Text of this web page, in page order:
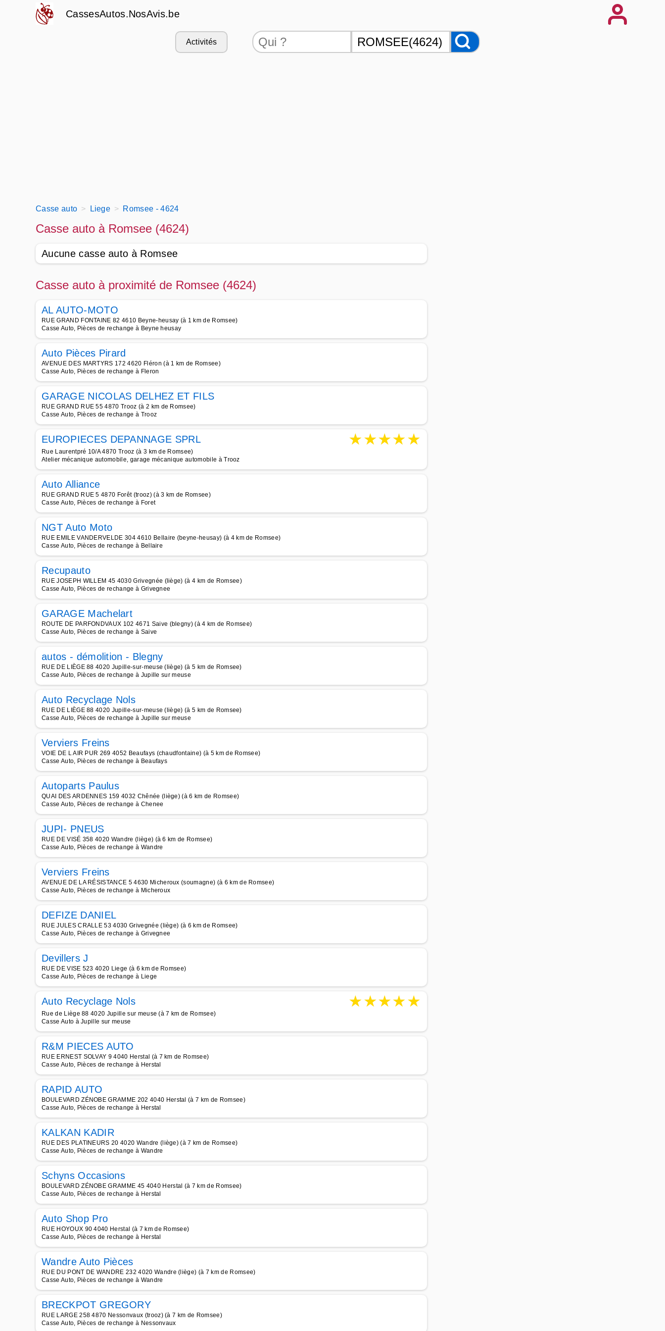
CassesAutos.NosAvis.be
Activités
Casse auto Liege Romsee - 4624
Casse auto à Romsee (4624)
Aucune casse auto à Romsee
Casse auto à proximité de Romsee (4624)
AL AUTO-MOTO
RUE GRAND FONTAINE 82 4610 Beyne-heusay (à 1 km de Romsee)
Casse Auto, Pièces de rechange à Beyne heusay
Auto Pièces Pirard
AVENUE DES MARTYRS 172 4620 Fléron (à 1 km de Romsee)
Casse Auto, Pièces de rechange à Fleron
GARAGE NICOLAS DELHEZ ET FILS
RUE GRAND RUE 55 4870 Trooz (à 2 km de Romsee)
Casse Auto, Pièces de rechange à Trooz
EUROPIECES DEPANNAGE SPRL ★★★★★
Rue Laurentpré 10/A 4870 Trooz (à 3 km de Romsee)
Atelier mécanique automobile, garage mécanique automobile à Trooz
Auto Alliance
RUE GRAND RUE 5 4870 Forêt (trooz) (à 3 km de Romsee)
Casse Auto, Pièces de rechange à Foret
NGT Auto Moto
RUE EMILE VANDERVELDE 304 4610 Bellaire (beyne-heusay) (à 4 km de Romsee)
Casse Auto, Pièces de rechange à Bellaire
Recupauto
RUE JOSEPH WILLEM 45 4030 Grivegnée (liège) (à 4 km de Romsee)
Casse Auto, Pièces de rechange à Grivegnee
GARAGE Machelart
ROUTE DE PARFONDVAUX 102 4671 Saive (blegny) (à 4 km de Romsee)
Casse Auto, Pièces de rechange à Saive
autos - démolition - Blegny
RUE DE LIÈGE 88 4020 Jupille-sur-meuse (liège) (à 5 km de Romsee)
Casse Auto, Pièces de rechange à Jupille sur meuse
Auto Recyclage Nols
RUE DE LIÈGE 88 4020 Jupille-sur-meuse (liège) (à 5 km de Romsee)
Casse Auto, Pièces de rechange à Jupille sur meuse
Verviers Freins
VOIE DE L AIR PUR 269 4052 Beaufays (chaudfontaine) (à 5 km de Romsee)
Casse Auto, Pièces de rechange à Beaufays
Autoparts Paulus
QUAI DES ARDENNES 159 4032 Chênée (liège) (à 6 km de Romsee)
Casse Auto, Pièces de rechange à Chenee
JUPI- PNEUS
RUE DE VISÉ 358 4020 Wandre (liège) (à 6 km de Romsee)
Casse Auto, Pièces de rechange à Wandre
Verviers Freins
AVENUE DE LA RÉSISTANCE 5 4630 Micheroux (soumagne) (à 6 km de Romsee)
Casse Auto, Pièces de rechange à Micheroux
DEFIZE DANIEL
RUE JULES CRALLE 53 4030 Grivegnée (liège) (à 6 km de Romsee)
Casse Auto, Pièces de rechange à Grivegnee
Devillers J
RUE DE VISE 523 4020 Liege (à 6 km de Romsee)
Casse Auto, Pièces de rechange à Liege
Auto Recyclage Nols ★★★★★
Rue de Liège 88 4020 Jupille sur meuse (à 7 km de Romsee)
Casse Auto à Jupille sur meuse
R&M PIECES AUTO
RUE ERNEST SOLVAY 9 4040 Herstal (à 7 km de Romsee)
Casse Auto, Pièces de rechange à Herstal
RAPID AUTO
BOULEVARD ZÉNOBE GRAMME 202 4040 Herstal (à 7 km de Romsee)
Casse Auto, Pièces de rechange à Herstal
KALKAN KADIR
RUE DES PLATINEURS 20 4020 Wandre (liège) (à 7 km de Romsee)
Casse Auto, Pièces de rechange à Wandre
Schyns Occasions
BOULEVARD ZÉNOBE GRAMME 45 4040 Herstal (à 7 km de Romsee)
Casse Auto, Pièces de rechange à Herstal
Auto Shop Pro
RUE HOYOUX 90 4040 Herstal (à 7 km de Romsee)
Casse Auto, Pièces de rechange à Herstal
Wandre Auto Pièces
RUE DU PONT DE WANDRE 232 4020 Wandre (liège) (à 7 km de Romsee)
Casse Auto, Pièces de rechange à Wandre
BRECKPOT GREGORY
RUE LARGE 258 4870 Nessonvaux (trooz) (à 7 km de Romsee)
Casse Auto, Pièces de rechange à Nessonvaux